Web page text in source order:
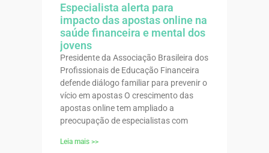
Especialista alerta para
impacto das apostas online na
saúde financeira e mental dos
jovens
Presidente da Associação Brasileira dos
Profissionais de Educação Financeira
defende diálogo familiar para prevenir o
vício em apostas O crescimento das
apostas online tem ampliado a
preocupação de especialistas com
Leia mais >>